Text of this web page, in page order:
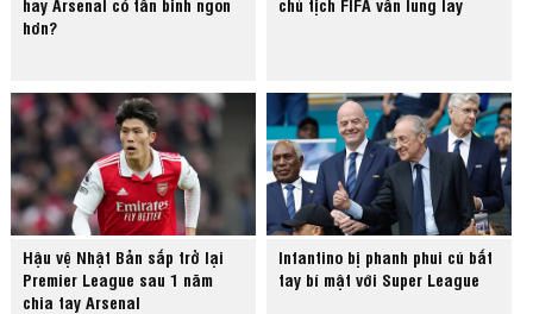
hơn?
Hậu vệ Nhật Bản sắp trở lại
Premier League sau 1 năm
chia tay Arsenal
Infantino bị phanh phui cú bắt
tay bí mật với Super League